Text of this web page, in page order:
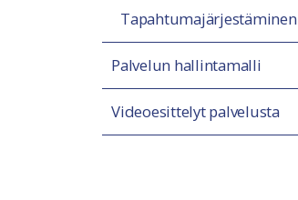
Tapahtumajärjestäminen
Palvelun hallintamalli
Videoesittelyt palvelusta